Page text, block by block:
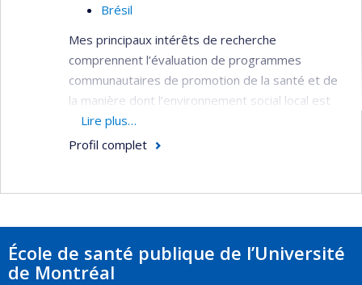
Brésil
Mes principaux intérêts de recherche
comprennent l’évaluation de programmes
communautaires de promotion de la santé et de
la manière dont l’environnement social local est
propice à la santé. Je travaille et ai travaillé au
sein de plusieurs groupes internationaux de
Lire plus…
Profil complet
École de santé publique de l’Université
de Montréal